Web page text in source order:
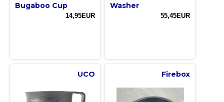
Bugaboo Cup
14,95EUR
Washer
55,45EUR
UCO Firebox